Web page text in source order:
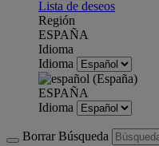
Lista de deseos
Región
ESPAÑA
Idioma
Idioma
ESPAÑA
Idioma
Borrar Búsqueda